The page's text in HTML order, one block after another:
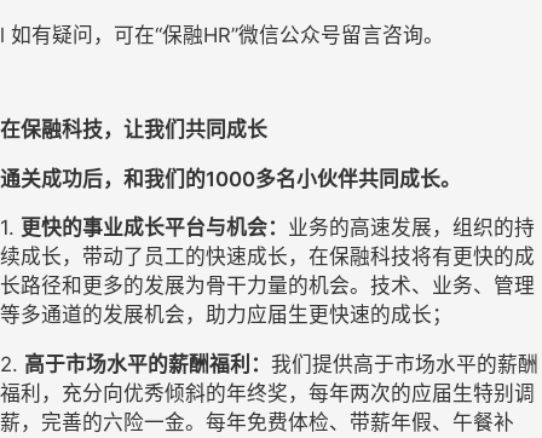
l 如有疑问，可在“保融HR”微信公众号留言咨询。
在保融科技，让我们共同成长
通关成功后，和我们的1000多名小伙伴共同成长。
1. 更快的事业成长平台与机会： 业务的高速发展，组织的持
续成长，带动了员工的快速成长，在保融科技将有更快的成
长路径和更多的发展为骨干力量的机会。技术、业务、管理
等多通道的发展机会，助力应届生更快速的成长；
2. 高于市场水平的薪酬福利： 我们提供高于市场水平的薪酬
福利，充分向优秀倾斜的年终奖，每年两次的应届生特别调
薪，完善的六险一金。每年免费体检、带薪年假、午餐补